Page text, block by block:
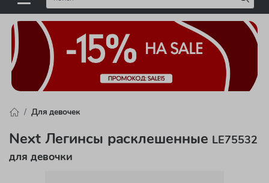
Для девочек
Next Легинсы расклешенные LE75532
для девочки